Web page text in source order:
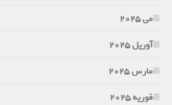
می 2025
آوریل 2025
مارس 2025
فوریه 2025